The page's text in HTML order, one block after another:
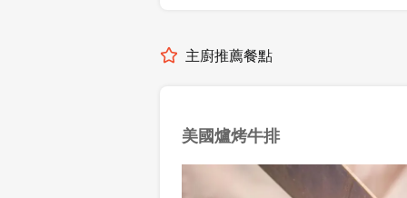
主廚推薦餐點
美國爐烤牛排